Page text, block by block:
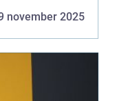
november 2025